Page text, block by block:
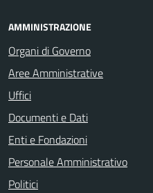
AMMINISTRAZIONE
Organi di Governo
Aree Amministrative
Uffici
Documenti e Dati
Enti e Fondazioni
Personale Amministrativo
Politici